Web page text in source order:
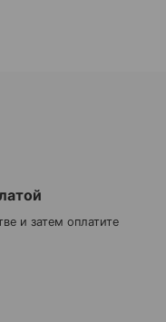
и затем оплатите